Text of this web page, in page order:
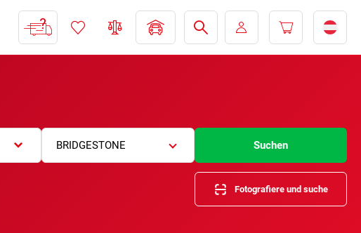
BRIDGESTONE Suchen
Fotografiere und suche